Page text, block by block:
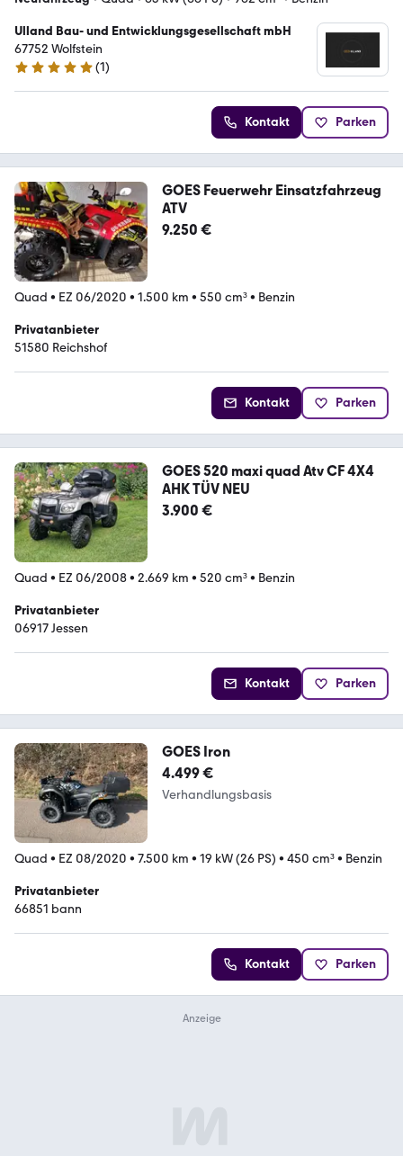
Ulland Bau- und Entwicklungsgesellschaft mbH
67752 Wolfstein
5 Sterne
(1)
Kontakt Parken
GOES Feuerwehr Einsatzfahrzeug
ATV
9.250 €
Quad • EZ 06/2020 • 1.500 km • 550 cm³• Benzin
Privatanbieter
51580 Reichshof
Kontakt Parken
GOES 520 maxi quad Atv CF 4X4
AHK TÜV NEU
3.900 €
Quad • EZ 06/2008• 2.669 km • 520 cm³• Benzin
Privatanbieter
06917 Jessen
Kontakt Parken
GOES Iron
4.499 €
Verhandlungsbasis
Quad • EZ 08/2020 • 7.500 km • 19 kW (26 PS) • 450 cm³• Benzin
Privatanbieter
66851 bann
Kontakt Parken